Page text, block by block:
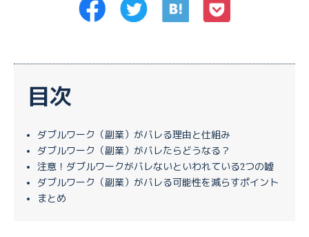
目次
ダブルワーク（副業）がバレる理由と仕組み
ダブルワーク（副業）がバレたらどうなる？
注意！ダブルワークがバレないといわれている2つの嘘
ダブルワーク（副業）がバレる可能性を減らすポイント
まとめ